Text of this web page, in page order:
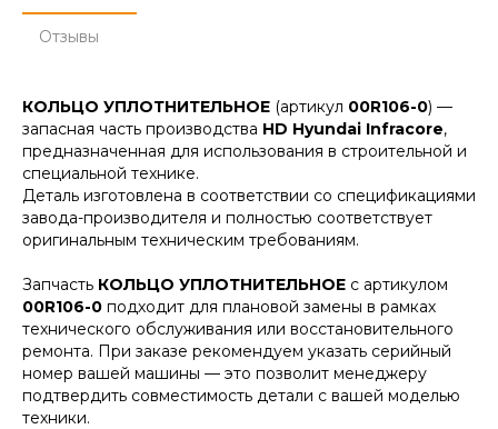
Отзывы
КОЛЬЦО УПЛОТНИТЕЛЬНОЕ (артикул 00R106-0) —
запасная часть производства HD Hyundai Infracore,
предназначенная для использования в строительной и
специальной технике.
Деталь изготовлена в соответствии со спецификациями
завода-производителя и полностью соответствует
оригинальным техническим требованиям.
Запчасть КОЛЬЦО УПЛОТНИТЕЛЬНОЕ с артикулом
00R106-0 подходит для плановой замены в рамках
технического обслуживания или восстановительного
ремонта. При заказе рекомендуем указать серийный
номер вашей машины — это позволит менеджеру
подтвердить совместимость детали с вашей моделью
техники.